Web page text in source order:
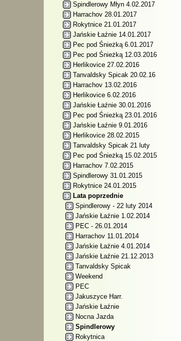
Spindlerowy Młyn 4.02.2017
Harrachov 28.01.2017
Rokytnice 21.01.2017
Jańskie Łaźnie 14.01.2017
Pec pod Śnieżką 6.01.2017
Pec pod Śnieżką 12.03.2016
Herlikovice 27.02.2016
Tanvaldsky Spicak 20.02.16
Harrachov 13.02.2016
Herlikovice 6.02.2016
Jańskie Łaźnie 30.01.2016
Pec pod Śnieżką 23.01.2016
Jańskie Łaźnie 9.01.2016
Herlikovice 28.02.2015
Tanvaldsky Spicak 21 luty
Pec pod Śnieżką 15.02.2015
Harrachov 7.02.2015
Spindlerowy 31.01.2015
Rokytnice 24.01.2015
Lata poprzednie
Spindlerowy - 22 luty 2014
Jańskie Łaźnie 1.02.2014
PEC - 26.01.2014
Harrachov 11.01.2014
Jańskie Łaźnie 4.01.2014
Jańskie Łaźnie 21.12.2013
Tanvaldsky Spicak
Weekend
PEC
Jakuszyce Harr.
Jańskie Łaźnie
Nocna Jazda
Spindlerowy
Rokytnica